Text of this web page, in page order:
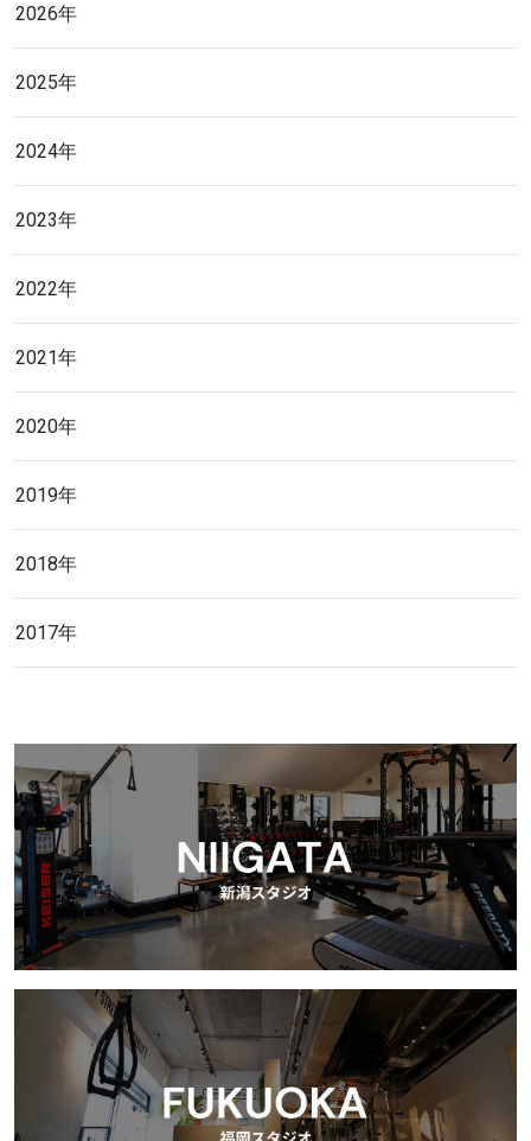
2026年
2025年
2024年
2023年
2022年
2021年
2020年
2019年
2018年
2017年